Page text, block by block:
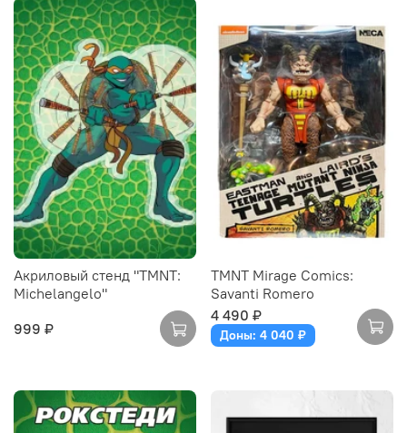
Акриловый стенд "TMNT:
Michelangelo"
999 ₽
TMNT Mirage Comics:
Savanti Romero
4 490 ₽
Доны: 4 040 ₽